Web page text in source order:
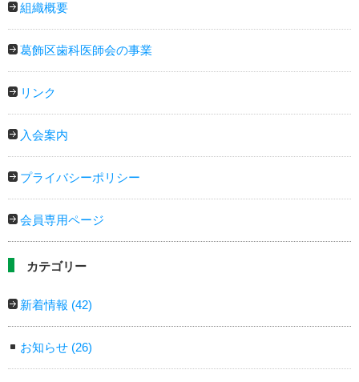
組織概要
葛飾区歯科医師会の事業
リンク
入会案内
プライバシーポリシー
会員専用ページ
カテゴリー
新着情報 (42)
お知らせ (26)